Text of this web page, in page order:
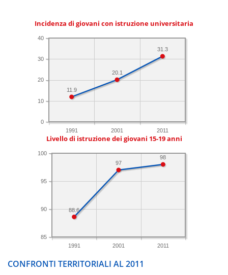
Incidenza di giovani con istruzione universitaria
1991 2001 2011
0
10
20
30
40
31.3
20.1
11.9
Livello di istruzione dei giovani 15-19 anni
1991 2001 2011
85
90
95
100
98
97
88.6
CONFRONTI TERRITORIALI AL 2011